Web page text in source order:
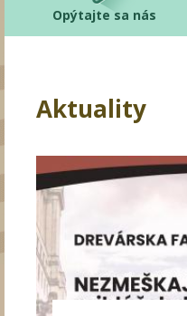
Opýtajte sa nás
Aktuality
Stránky